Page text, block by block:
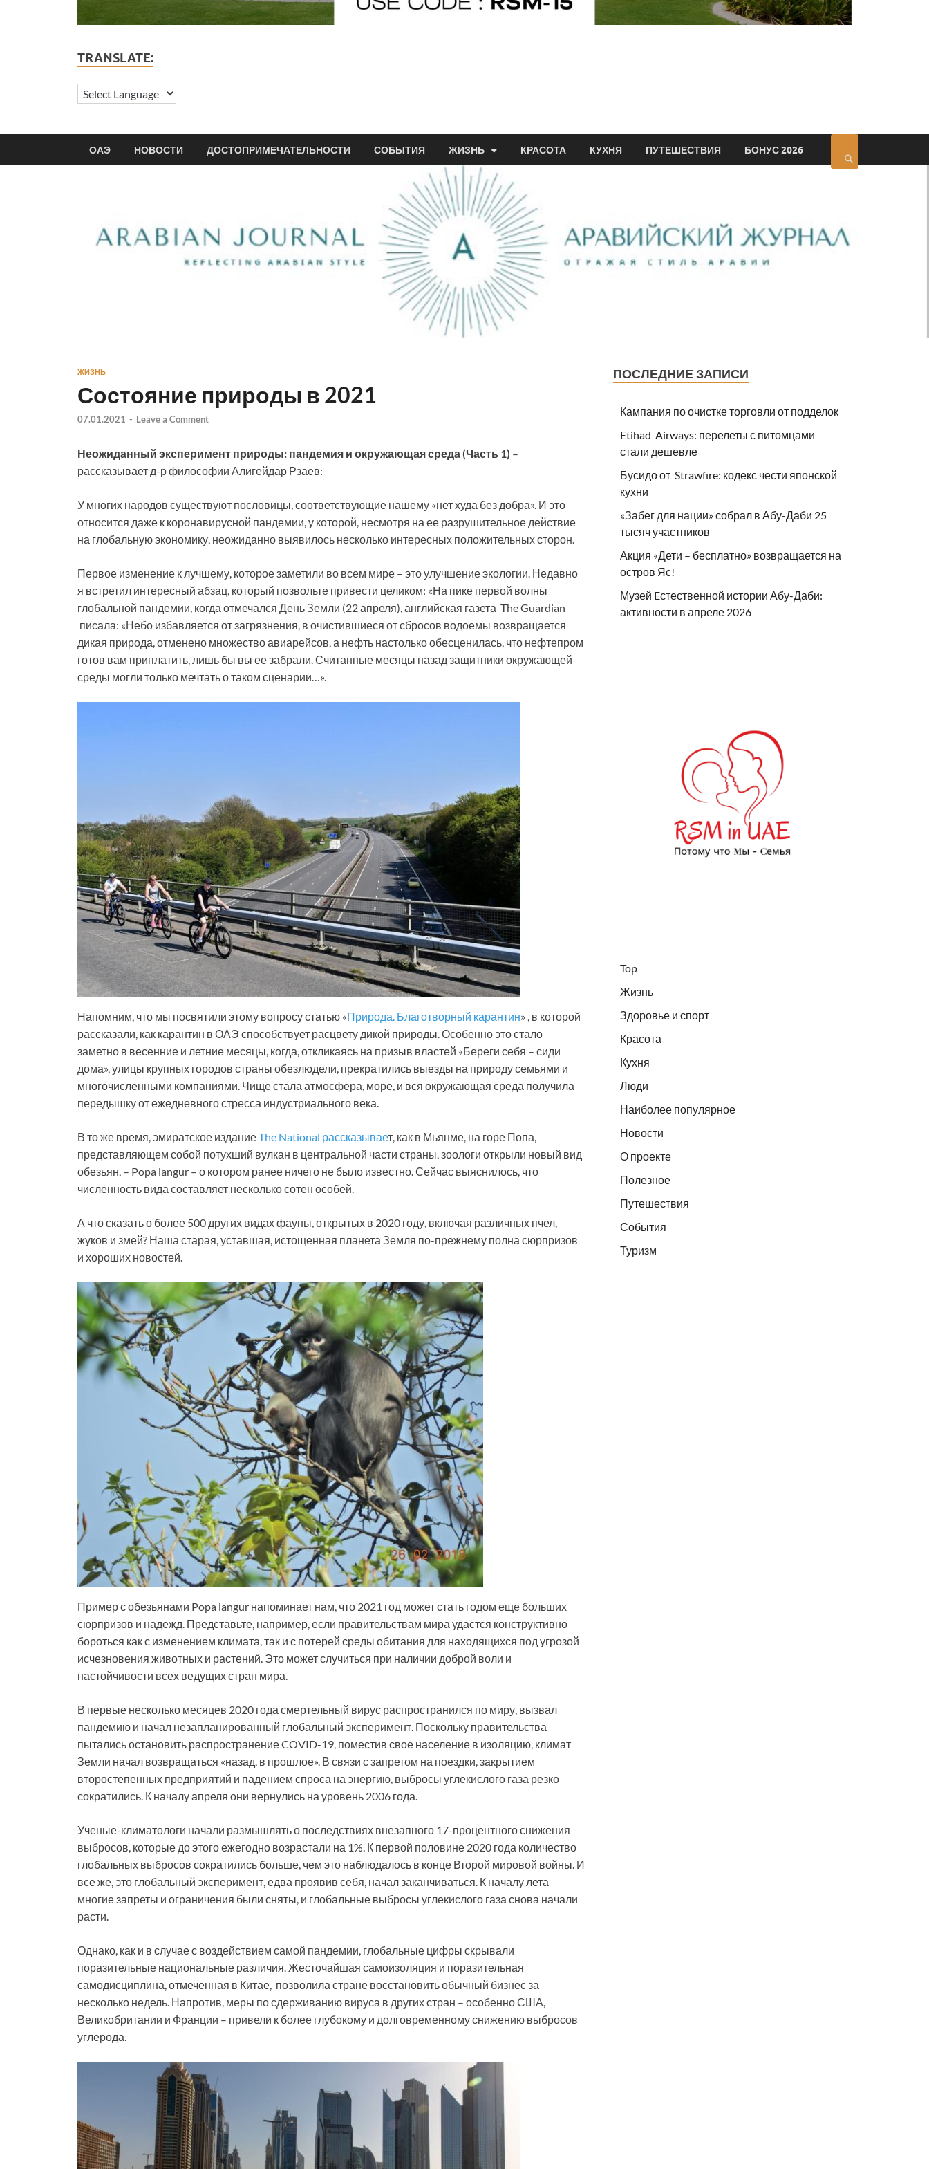
TRANSLATE:
ОАЭ НОВОСТИ ДОСТОПРИМЕЧАТЕЛЬНОСТИ СОБЫТИЯ ЖИЗНЬ КРАСОТА КУХНЯ ПУТЕШЕСТВИЯ БОНУС 2026
ЖИЗНЬ
Состояние природы в 2021
07.01.2021 - Leave a Comment
Неожиданный эксперимент природы: пандемия и окружающая среда (Часть 1) –
рассказывает д-р философии Алигейдар Рзаев:
У многих народов существуют пословицы, соответствующие нашему «нет худа без добра». И это
относится даже к коронавирусной пандемии, у которой, несмотря на ее разрушительное действие
на глобальную экономику, неожиданно выявилось несколько интересных положительных сторон.
Первое изменение к лучшему, которое заметили во всем мире – это улучшение экологии. Недавно
я встретил интересный абзац, который позвольте привести целиком: «На пике первой волны
глобальной пандемии, когда отмечался День Земли (22 апреля), английская газета The Guardian
писала: «Небо избавляется от загрязнения, в очистившиеся от сбросов водоемы возвращается
дикая природа, отменено множество авиарейсов, а нефть настолько обесценилась, что нефтепром
готов вам приплатить, лишь бы вы ее забрали. Считанные месяцы назад защитники окружающей
среды могли только мечтать о таком сценарии…».
Напомним, что мы посвятили этому вопросу статью «Природа. Благотворный карантин» , в которой
рассказали, как карантин в ОАЭ способствует расцвету дикой природы. Особенно это стало
заметно в весенние и летние месяцы, когда, откликаясь на призыв властей «Береги себя – сиди
дома», улицы крупных городов страны обезлюдели, прекратились выезды на природу семьями и
многочисленными компаниями. Чище стала атмосфера, море, и вся окружающая среда получила
передышку от ежедневного стресса индустриального века.
В то же время, эмиратское изданиеThe National рассказывает, как в Мьянме, на горе Попа,
представляющем собой потухший вулкан в центральной части страны, зоологи открыли новый вид
обезьян, – Popa langur – о котором ранее ничего не было известно. Сейчас выяснилось, что
численность вида составляет несколько сотен особей.
А что сказать о более 500 других видах фауны, открытых в 2020 году, включая различных пчел,
жуков и змей? Наша старая, уставшая, истощенная планета Земля по-прежнему полна сюрпризов
и хороших новостей.
Пример с обезьянами Popa langur напоминает нам, что 2021 год может стать годом еще больших
сюрпризов и надежд. Представьте, например, если правительствам мира удастся конструктивно
бороться как с изменением климата, так и с потерей среды обитания для находящихся под угрозой
исчезновения животных и растений. Это может случиться при наличии доброй воли и
настойчивости всех ведущих стран мира.
В первые несколько месяцев 2020 года смертельный вирус распространился по миру, вызвал
пандемию и начал незапланированный глобальный эксперимент. Поскольку правительства
пытались остановить распространение COVID-19, поместив свое население в изоляцию, климат
Земли начал возвращаться «назад, в прошлое». В связи с запретом на поездки, закрытием
второстепенных предприятий и падением спроса на энергию, выбросы углекислого газа резко
сократились. К началу апреля они вернулись на уровень 2006 года.
Ученые-климатологи начали размышлять о последствиях внезапного 17-процентного снижения
выбросов, которые до этого ежегодно возрастали на 1%. К первой половине 2020 года количество
глобальных выбросов сократились больше, чем это наблюдалось в конце Второй мировой войны. И
все же, это глобальный эксперимент, едва проявив себя, начал заканчиваться. К началу лета
многие запреты и ограничения были сняты, и глобальные выбросы углекислого газа снова начали
расти.
Однако, как и в случае с воздействием самой пандемии, глобальные цифры скрывали
поразительные национальные различия. Жесточайшая самоизоляция и поразительная
самодисциплина, отмеченная в Китае, позволила стране восстановить обычный бизнес за
несколько недель. Напротив, меры по сдерживанию вируса в других стран – особенно США,
Великобритании и Франции – привели к более глубокому и долговременному снижению выбросов
углерода.
ПОСЛЕДНИЕ ЗАПИСИ
Кампания по очистке торговли от подделок
Etihad Airways: перелеты с питомцами
стали дешевле
Бусидо от Strawfire: кодекс чести японской
кухни
«Забег для нации» собрал в Абу-Даби 25
тысяч участников
Акция «Дети – бесплатно» возвращается на
остров Яс!
Музей Eстественной истории Абу-Даби:
активности в апреле 2026
Top
Жизнь
Здоровье и спорт
Красота
Кухня
Люди
Наиболее популярное
Новости
О проекте
Полезное
Путешествия
События
Туризм